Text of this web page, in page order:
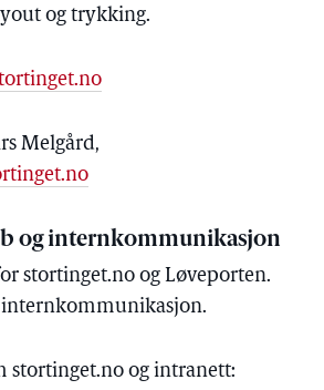
og trykking.
Melgård,
og internkommunikasjon
stortinget.no og Løveporten.
internkommunikasjon.
stortinget.no og intranett: